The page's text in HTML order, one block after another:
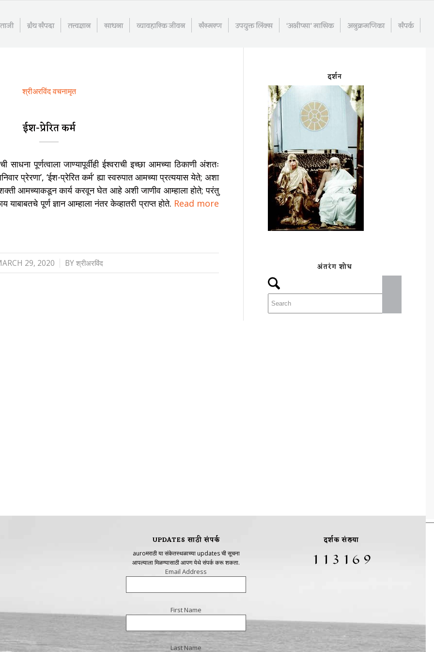
ग्रंथ संपदा तत्त्वज्ञान साधना व्यावहारिक जीवन संस्मरण उपयुक्त लिंक्स ‘अभीप्सा’ मासिक अनुक्रमणिका संपर्क
श्रीअरविंद वचनामृत
ईश-प्रेरित कर्म
साधना पूर्णत्वाला जाण्यापूर्वीही ईश्वराची इच्छा आमच्या ठिकाणी अंशतः
प्रेरणा’, ‘ईश-प्रेरित कर्म’ ह्या स्वरुपात आमच्या प्रत्ययास येते; अशा
आमच्याकडून कार्य करवून घेत आहे अशी जाणीव आम्हाला होते; परंतु
याबाबतचे पूर्ण ज्ञान आम्हाला नंतर केव्हातरी प्राप्त होते. Read more
29, 2020
/ BYश्रीअरविंद
दर्शन
अंतरंग शोध
UPDATES साठी संपर्क
auroमराठी या संकेतस्थळाच्या updates ची सूचना
आपल्याला मिळण्यासाठी आपण येथे संपर्क करू शकता.
Email Address
First Name
Last Name
दर्शक संख्या